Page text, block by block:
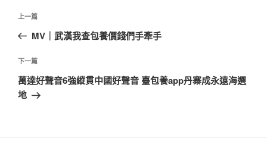
文
導
覽
上
一
文
章
上一篇
MV｜武漢我查包養價錢們手牽手
下
一
篇
下一篇
萬達好聲音6強縱貫中國好聲音 臺包養app丹寨成永遠海選
地